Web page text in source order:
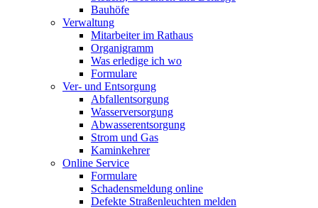
Bauhöfe
Verwaltung
Mitarbeiter im Rathaus
Organigramm
Was erledige ich wo
Formulare
Ver- und Entsorgung
Abfallentsorgung
Wasserversorgung
Abwasserentsorgung
Strom und Gas
Kaminkehrer
Online Service
Formulare
Schadensmeldung online
Defekte Straßenleuchten melden